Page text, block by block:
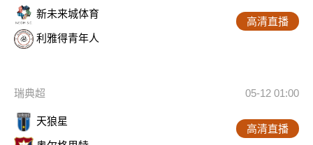
新未来城体育
利雅得青年人
高清直播
瑞典超 05-12 01:00
天狼星
高清直播